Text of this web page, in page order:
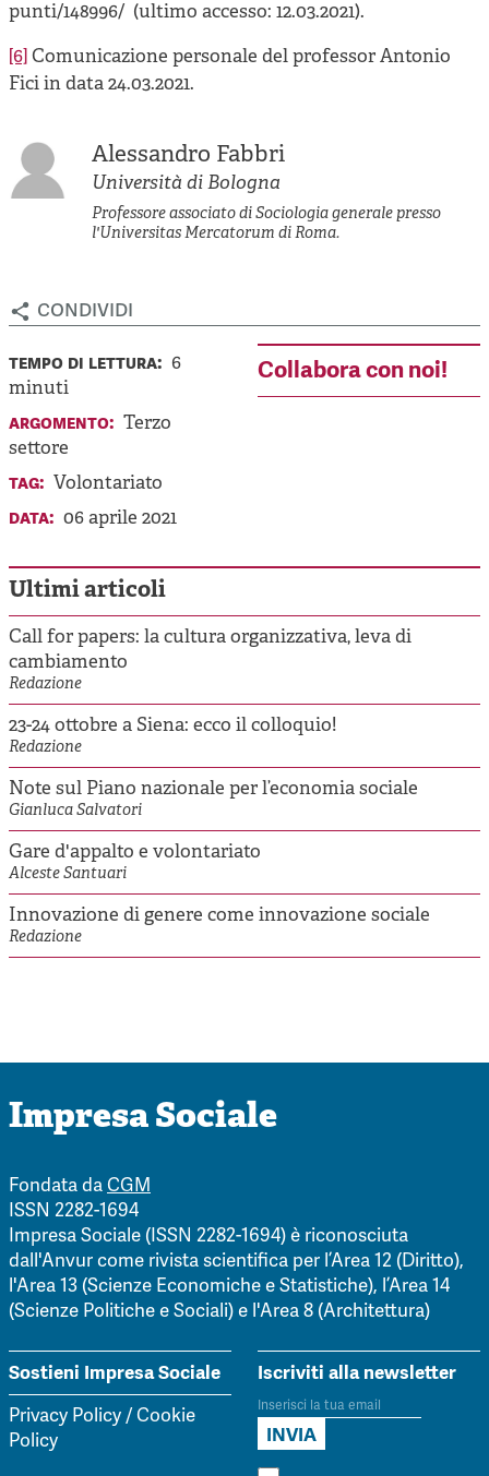
punti/148996/ (ultimo accesso: 12.03.2021).
[6] Comunicazione personale del professor Antonio
Fici in data 24.03.2021.
Alessandro Fabbri
Università di Bologna
Professore associato di Sociologia generale presso
l'Universitas Mercatorum di Roma.
condividi
tempo di lettura: 6
minuti
argomento: Terzo
settore
tag: Volontariato
data: 06 aprile 2021
Collabora con noi!
Ultimi articoli
Call for papers: la cultura organizzativa, leva di
cambiamento
Redazione
23-24 ottobre a Siena: ecco il colloquio!
Redazione
Note sul Piano nazionale per l’economia sociale
Gianluca Salvatori
Gare d'appalto e volontariato
Alceste Santuari
Innovazione di genere come innovazione sociale
Redazione
Impresa Sociale
Fondata daCGM
ISSN 2282-1694
Impresa Sociale (ISSN 2282-1694) è riconosciuta
dall'Anvur come rivista scientifica per l’Area 12 (Diritto),
l'Area 13 (Scienze Economiche e Statistiche), l’Area 14
(Scienze Politiche e Sociali) e l'Area 8 (Architettura)
Sostieni Impresa Sociale
Privacy Policy/Cookie
Policy
Iscriviti alla newsletter